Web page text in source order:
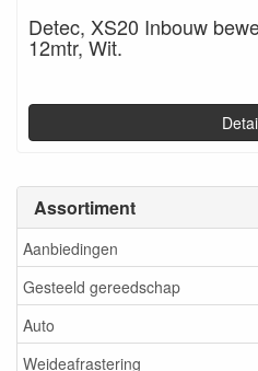
Assortiment
Aanbiedingen
Gesteeld gereedschap
Auto
Weideafrastering
Detec, XS20 Inbouw
12mtr, Wit.